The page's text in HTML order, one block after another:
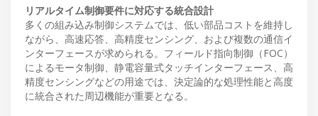
リアルタイム制御要件に対応する統合設計
多くの組み込み制御システムでは、低い部品コストを維持し
ながら、高速応答、高精度センシング、および複数の通信イ
ンターフェースが求められる。フィールド指向制御（FOC）
によるモータ制御、静電容量式タッチインターフェース、高
精度センシングなどの用途では、決定論的な処理性能と高度
に統合された周辺機能が重要となる。